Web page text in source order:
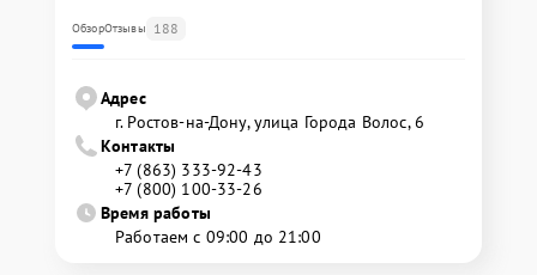
ОбзорОтзывы 188
Адрес
г. Ростов-на-Дону, улица Города Волос, 6
Контакты
+7 (863) 333-92-43
+7 (800) 100-33-26
Время работы
Работаем с 09:00 до 21:00